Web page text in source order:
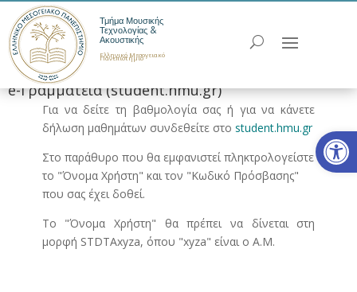
Τμήμα Μουσικής
Τεχνολογίας &
Ακουστικής
Ελληνικό Μεσογειακό
Πανεπιστήμιο
e-Γραμματεία (student.hmu.gr)
Για να δείτε τη βαθμολογία σας ή για να κάνετε
δήλωση μαθημάτων συνδεθείτε στο student.hmu.gr
Στο παράθυρο που θα εμφανιστεί πληκτρολογείστε
το "Όνομα Χρήστη" και τον "Κωδικό Πρόσβασης"
που σας έχει δοθεί.
Το "Όνομα Χρήστη" θα πρέπει να δίνεται στη
μορφή STDTAxyza, όπου "xyza" είναι ο Α.Μ.